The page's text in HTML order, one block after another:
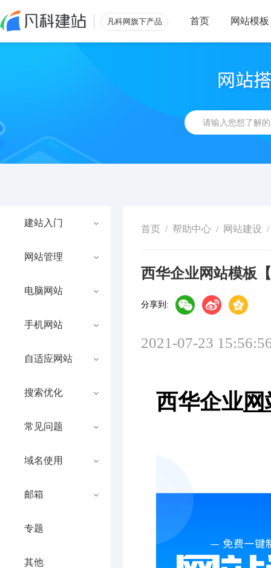
凡科网旗下产品 首页 网站模板
建站入门
网站管理
电脑网站
手机网站
自适应网站
搜索优化
常见问题
域名使用
邮箱
专题
其他
首页 / 帮助中心 / 网站建设 /
西华企业网站模板
分享到:
2021-07-23
西华企业